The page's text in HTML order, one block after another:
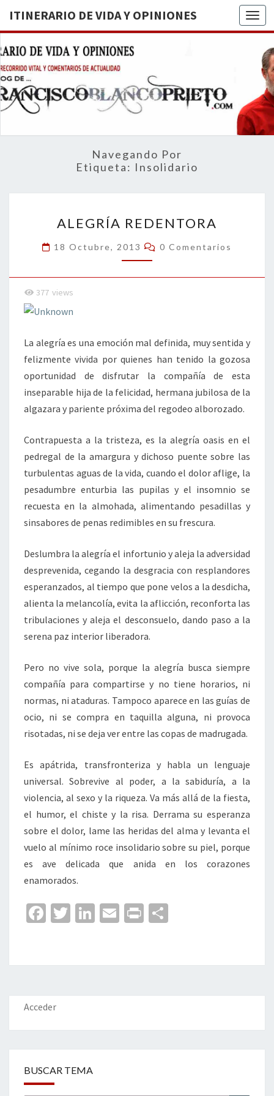
ITINERARIO DE VIDA Y OPINIONES
DE
BREVE
RECORRIDO
VITAL Y
ACTUALIDAD
Navegando Por
Etiqueta: Insolidario
REDENTORA
ALEGRÍA REDENTORA
18 Octubre, 2013 Comentarios
0 Comentarios
377 views
La alegría es una emoción mal definida, muy sentida y
felizmente vivida por quienes han tenido la gozosa
oportunidad de disfrutar la compañía de esta
inseparable hija de la felicidad, hermana jubilosa de la
algazara y pariente próxima del regodeo alborozado.
Contrapuesta a la tristeza, es la alegría oasis en el
pedregal de la amargura y dichoso puente sobre las
turbulentas aguas de la vida, cuando el dolor aflige, la
pesadumbre enturbia las pupilas y el insomnio se
recuesta en la almohada, alimentando pesadillas y
sinsabores de penas redimibles en su frescura.
Deslumbra la alegría el infortunio y aleja la adversidad
desprevenida, cegando la desgracia con resplandores
esperanzados, al tiempo que pone velos a la desdicha,
alienta la melancolía, evita la aflicción, reconforta las
tribulaciones y aleja el desconsuelo, dando paso a la
serena paz interior liberadora.
Pero no vive sola, porque la alegría busca siempre
compañía para compartirse y no tiene horarios, ni
normas, ni ataduras. Tampoco aparece en las guías de
ocio, ni se compra en taquilla alguna, ni provoca
risotadas, ni se deja ver entre las copas de madrugada.
Es apátrida, transfronteriza y habla un lenguaje
universal. Sobrevive al poder, a la sabiduría, a la
violencia, al sexo y la riqueza. Va más allá de la fiesta,
el humor, el chiste y la risa. Derrama su esperanza
sobre el dolor, lame las heridas del alma y levanta el
vuelo al mínimo roce insolidario sobre su piel, porque
es ave delicada que anida en los corazones
enamorados.
Fa
o
o
k
T
er
Li
dI
n
E
l
Pr
p
ar
Acceder
BUSCAR TEMA